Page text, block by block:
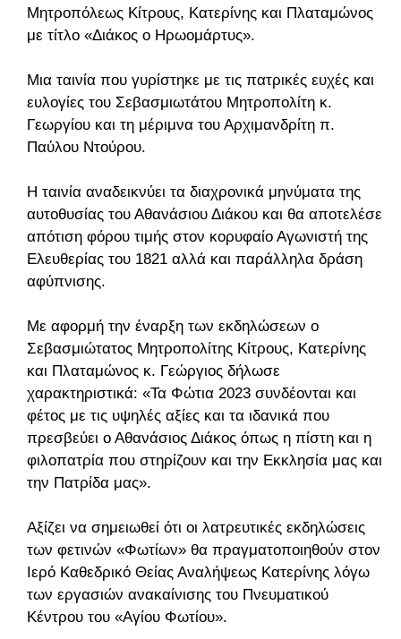
Μητροπόλεως Κίτρους, Κατερίνης και Πλαταμώνος
με τίτλο «Διάκος ο Ηρωομάρτυς».
Μια ταινία που γυρίστηκε με τις πατρικές ευχές και
ευλογίες του Σεβασμιωτάτου Μητροπολίτη κ.
Γεωργίου και τη μέριμνα του Αρχιμανδρίτη π.
Παύλου Ντούρου.
Η ταινία αναδεικνύει τα διαχρονικά μηνύματα της
αυτοθυσίας του Αθανάσιου Διάκου και θα αποτελέσει
απότιση φόρου τιμής στον κορυφαίο Αγωνιστή της
Ελευθερίας του 1821 αλλά και παράλληλα δράση
αφύπνισης.
Με αφορμή την έναρξη των εκδηλώσεων ο
Σεβασμιώτατος Μητροπολίτης Κίτρους, Κατερίνης
και Πλαταμώνος κ. Γεώργιος δήλωσε
χαρακτηριστικά: «Τα Φώτια 2023 συνδέονται και
φέτος με τις υψηλές αξίες και τα ιδανικά που
πρεσβεύει ο Αθανάσιος Διάκος όπως η πίστη και η
φιλοπατρία που στηρίζουν και την Εκκλησία μας και
την Πατρίδα μας».
Αξίζει να σημειωθεί ότι οι λατρευτικές εκδηλώσεις
των φετινών «Φωτίων» θα πραγματοποιηθούν στον
Ιερό Καθεδρικό Θείας Αναλήψεως Κατερίνης λόγω
των εργασιών ανακαίνισης του Πνευματικού
Κέντρου του «Αγίου Φωτίου».